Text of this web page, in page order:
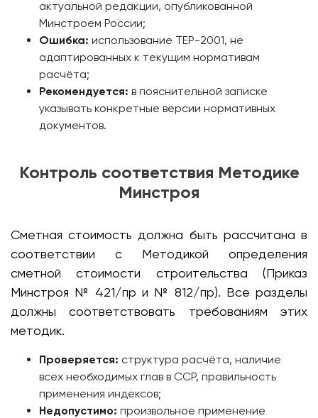
актуальной редакции, опубликованной
Минстроем России;
Ошибка: использование ТЕР-2001, не
адаптированных к текущим нормативам
расчёта;
Рекомендуется: в пояснительной записке
указывать конкретные версии нормативных
документов.
Контроль соответствия Методике
Минстроя
Сметная стоимость должна быть рассчитана в
соответствии с Методикой определения
сметной стоимости строительства (Приказ
Минстроя № 421/пр и № 812/пр). Все разделы
должны соответствовать требованиям этих
методик.
Проверяется: структура расчёта, наличие
всех необходимых глав в ССР, правильность
применения индексов;
Недопустимо: произвольное применение